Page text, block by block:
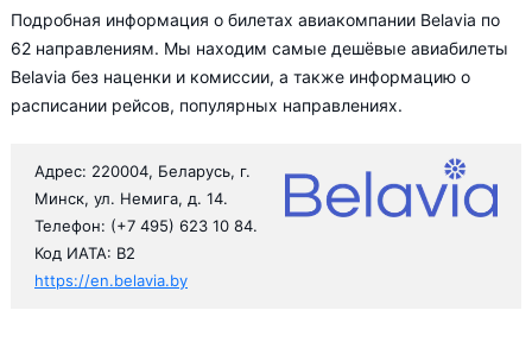
Подробная информация о билетах авиакомпании Belavia по
62 направлениям. Мы находим самые дешёвые авиабилеты
Belavia без наценки и комиссии, а также информацию о
расписании рейсов, популярных направлениях.
Адрес: 220004, Беларусь, г.
Минск, ул. Немига, д. 14.
Телефон: (+7 495) 623 10 84.
Код ИАТА: B2
https://en.belavia.by